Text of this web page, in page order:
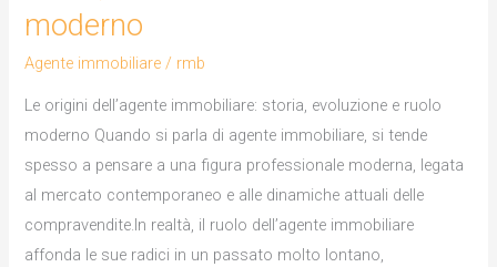
moderno
Agente immobiliare / rmb
Le origini dell’agente immobiliare: storia, evoluzione e ruolo
moderno Quando si parla di agente immobiliare, si tende
spesso a pensare a una figura professionale moderna, legata
al mercato contemporaneo e alle dinamiche attuali delle
compravendite.In realtà, il ruolo dell’agente immobiliare
affonda le sue radici in un passato molto lontano,
evoluzione
e
ruolo
moderno